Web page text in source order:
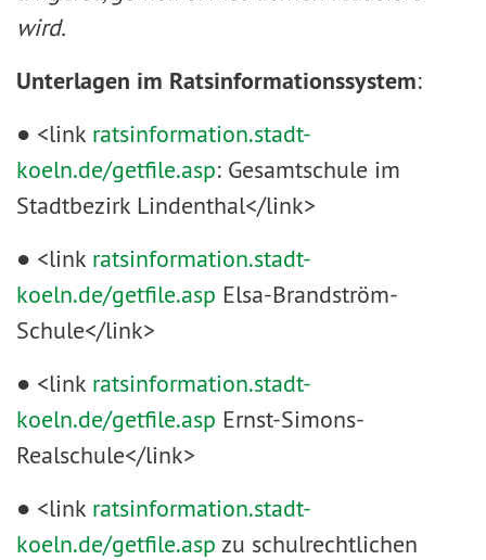
wird.
Unterlagen im Ratsinformationssystem:
● <link ratsinformation.stadt-
koeln.de/getfile.asp: Gesamtschule im
Stadtbezirk Lindenthal</link>
● <link ratsinformation.stadt-
koeln.de/getfile.asp Elsa-Brandström-
Schule</link>
● <link ratsinformation.stadt-
koeln.de/getfile.asp Ernst-Simons-
Realschule</link>
● <link ratsinformation.stadt-
koeln.de/getfile.asp zu schulrechtlichen